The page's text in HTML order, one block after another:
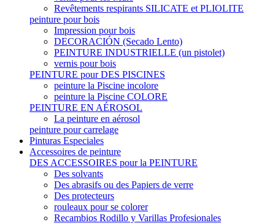
Revêtements respirants SILICATE et PLIOLITE
peinture pour bois
Impression pour bois
DECORACIÓN (Secado Lento)
PEINTURE INDUSTRIELLE (un pistolet)
vernis pour bois
PEINTURE pour DES PISCINES
peinture la Piscine incolore
peinture la Piscine COLORE
PEINTURE EN AÉROSOL
La peinture en aérosol
peinture pour carrelage
Pinturas Especiales
Accessoires de peinture
DES ACCESSOIRES pour la PEINTURE
Des solvants
Des abrasifs ou des Papiers de verre
Des protecteurs
rouleaux pour se colorer
Recambios Rodillo y Varillas Profesionales